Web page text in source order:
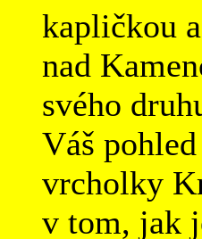
kapličkou
nad
svého
Váš
vrcholky
v tom, jak